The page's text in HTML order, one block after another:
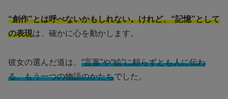
“創作”とは呼べないかもしれない。けれど、“記憶”として
の表現は、確かに心を動かします。
彼女の選んだ道は、 “言葉”や“絵”に頼らずとも人に伝わ
る、もう一つの物語のかたちでした。